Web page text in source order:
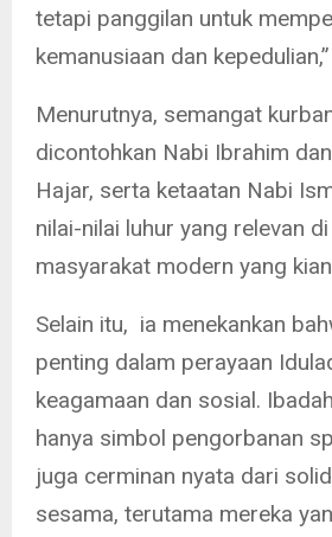
tetapi panggilan untuk
kemanusiaan dan
Menurutnya, semangat
dicontohkan Nabi Ibrahim
Hajar, serta ketaatan Nabi
nilai-nilai luhur yang relevan
masyarakat modern yang
Selain itu, ia menekankan
penting dalam perayaan
keagamaan dan sosial.
hanya simbol pengorbanan
juga cerminan nyata dari
sesama, terutama mereka